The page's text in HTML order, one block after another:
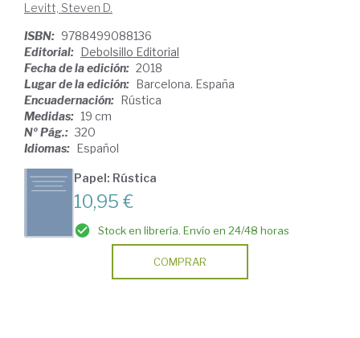
Levitt, Steven D.
ISBN: 9788499088136
Editorial: Debolsillo Editorial
Fecha de la edición: 2018
Lugar de la edición: Barcelona. España
Encuadernación: Rústica
Medidas: 19 cm
Nº Pág.: 320
Idiomas: Español
Papel: Rústica
10,95 €
Stock en librería. Envío en 24/48 horas
COMPRAR